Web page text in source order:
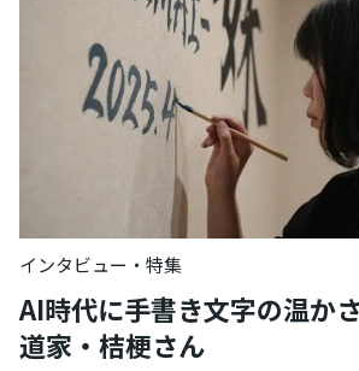
インタビュー・特集
AI時代に手書き文字の温か
道家・桔梗さん